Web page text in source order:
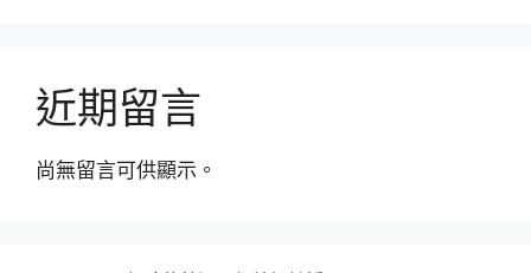
近期留言
尚無留言可供顯示。